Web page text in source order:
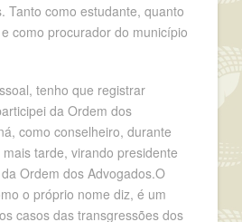
Tanto como estudante, quanto
como procurador do município
tenho que registrar
da Ordem dos
como conselheiro, durante
tarde, virando presidente
Ordem dos Advogados.O
o próprio nome diz, é um
casos das transgressões dos